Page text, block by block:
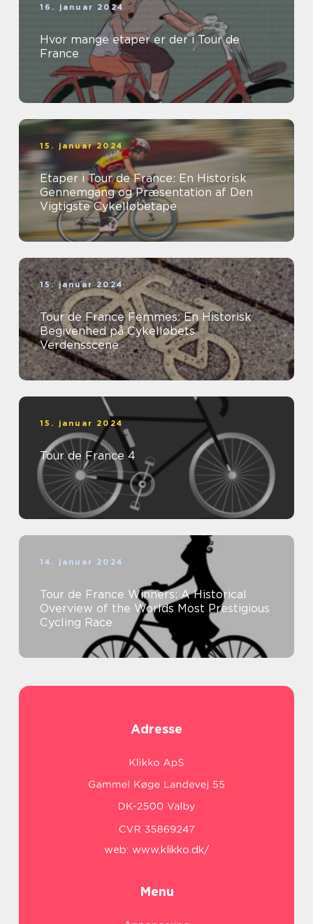
16. januar 2024
Hvor mange etaper er der i Tour de
France
15. januar 2024
Etaper i Tour de France: En Historisk
Gennemgang og Præsentation af Den
Vigtigste Cykelløbetape
15. januar 2024
Tour de France Femmes: En Historisk
Begivenhed på Cykelløbets
Verdensscene
15. januar 2024
Tour de France 4
14. januar 2024
Tour de France Winners: A Historical
Overview of the Worlds Most Prestigious
Cycling Race
Adresse
web: www.klikko.dk/
Menu